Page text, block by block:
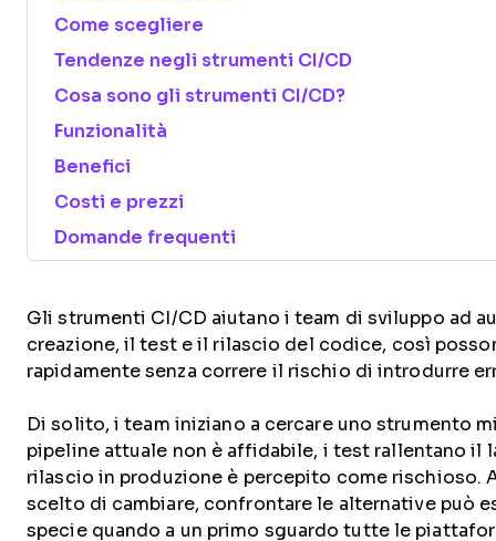
Come scegliere
Tendenze negli strumenti CI/CD
Cosa sono gli strumenti CI/CD?
Funzionalità
Benefici
Costi e prezzi
Domande frequenti
Gli strumenti CI/CD aiutano i team di sviluppo ad
creazione, il test e il rilascio del codice, così
rapidamente senza correre il rischio di introdurre
Di solito, i team iniziano a cercare uno strumento
pipeline attuale non è affidabile, i test rallentano il
rilascio in produzione è percepito come rischioso.
scelto di cambiare, confrontare le alternative può
specie quando a un primo sguardo tutte le